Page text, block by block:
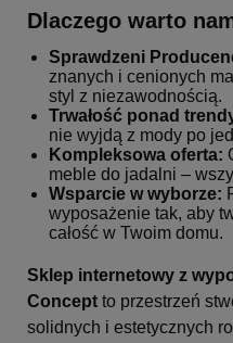
Dlaczego warto
Sprawdzeni
znanych i cenionych
styl z niezawodnością.
Trwałość ponad
nie wyjdą z mody po
Kompleksowa oferta:
meble do jadalni –
Wsparcie w wyborze:
wyposażenie tak, aby
całość w Twoim domu.
Sklep internetowy z
Concept to przestrzeń
solidnych i estetycznych